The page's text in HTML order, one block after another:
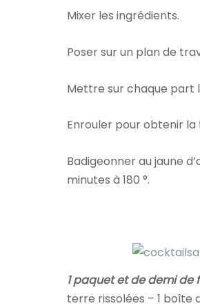
Mixer les ingrédients.
Poser sur un plan de
Mettre sur chaque part
Enrouler pour obtenir la
Badigeonner au jaune
minutes à 180 °.
1 paquet et de demi de
terre rissolées – 1 boîte